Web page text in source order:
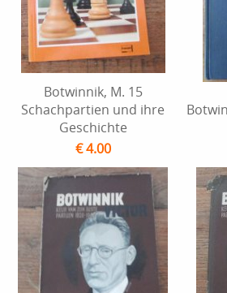
Botwinnik, M. 15
Schachpartien und ihre
Geschichte
€ 4.00